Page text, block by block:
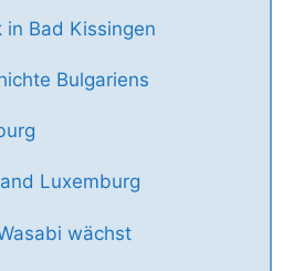
in Bad Kissingen
Bulgariens
Luxemburg
wächst